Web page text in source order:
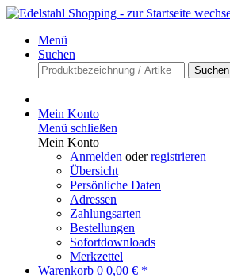
Menü
Suchen
Suchen
Mein Konto
Menü schließen
Mein Konto
Anmelden oderregistrieren
Übersicht
Persönliche Daten
Adressen
Zahlungsarten
Bestellungen
Sofortdownloads
Merkzettel
Warenkorb 0 0,00 € *